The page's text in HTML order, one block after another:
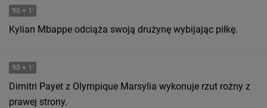
90 + 1'
Kylian Mbappe odciąża swoją drużynę wybijając piłkę.
90 + 1'
Dimitri Payet z Olympique Marsylia wykonuje rzut rożny z
prawej strony.